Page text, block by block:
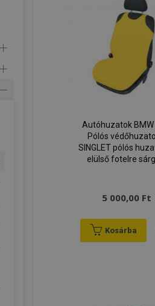
Autóhuzatok BMW
Pólós
SINGLET pólós
elülső fotelre
5 000,00 Ft
Kosárba